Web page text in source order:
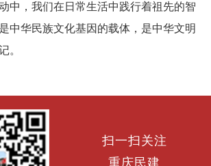
中，我们在日常生活中践行着祖先的智
中华民族文化基因的载体，是中华文明
。
扫一扫关注
重庆民建